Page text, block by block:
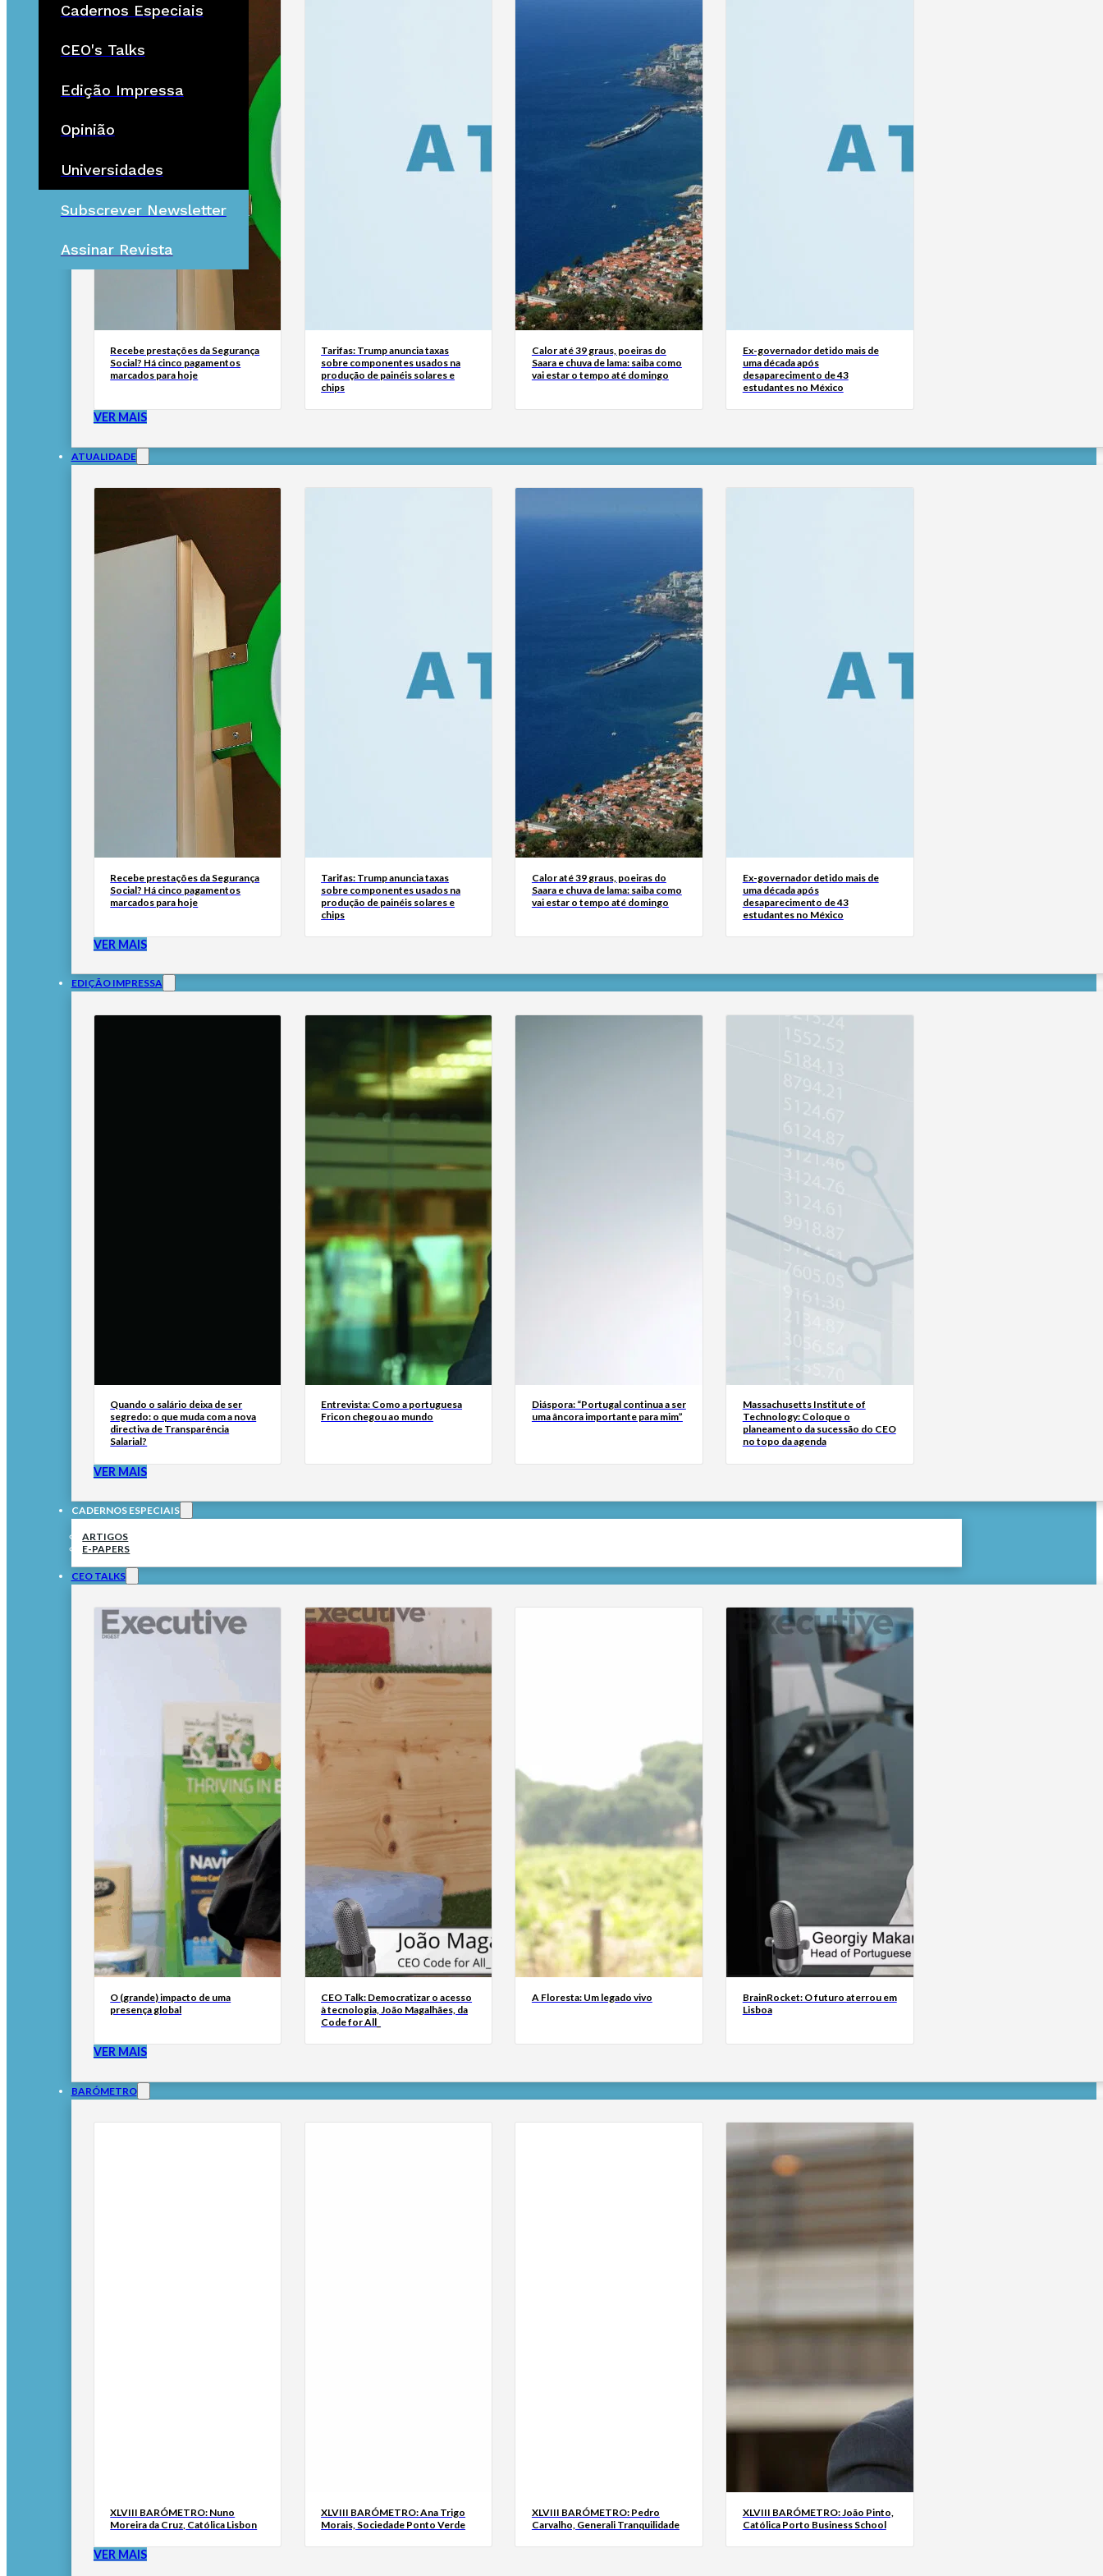
Cadernos Especiais
CEO's Talks
Edição Impressa
Opinião
Universidades
Subscrever Newsletter
Assinar Revista
Recebe prestações da Segurança
Social? Há cinco pagamentos
marcados para hoje
Tarifas: Trump anuncia taxas
sobre componentes usados na
produção de painéis solares e
chips
Calor até 39 graus, poeiras do
Saara e chuva de lama: saiba como
vai estar o tempo até domingo
Ex-governador detido mais de
uma década após
desaparecimento de 43
estudantes no México
VER MAIS
ATUALIDADE
Recebe prestações da Segurança
Social? Há cinco pagamentos
marcados para hoje
Tarifas: Trump anuncia taxas
sobre componentes usados na
produção de painéis solares e
chips
Calor até 39 graus, poeiras do
Saara e chuva de lama: saiba como
vai estar o tempo até domingo
Ex-governador detido mais de
uma década após
desaparecimento de 43
estudantes no México
VER MAIS
EDIÇÃO IMPRESSA
Quando o salário deixa de ser
segredo: o que muda com a nova
directiva de Transparência
Salarial?
Entrevista: Como a portuguesa
Fricon chegou ao mundo
Diáspora: “Portugal continua a ser
uma âncora importante para mim”
Massachusetts Institute of
Technology: Coloque o
planeamento da sucessão do CEO
no topo da agenda
VER MAIS
CADERNOS ESPECIAIS
ARTIGOS
E-PAPERS
CEO TALKS
O (grande) impacto de uma
presença global
CEO Talk: Democratizar o acesso
à tecnologia, João Magalhães, da
Code for All_
A Floresta: Um legado vivo
BrainRocket: O futuro aterrou em
Lisboa
VER MAIS
BARÓMETRO
XLVIII BARÓMETRO: Nuno
Moreira da Cruz, Católica Lisbon
XLVIII BARÓMETRO: Ana Trigo
Morais, Sociedade Ponto Verde
XLVIII BARÓMETRO: Pedro
Carvalho, Generali Tranquilidade
XLVIII BARÓMETRO: João Pinto,
Católica Porto Business School
VER MAIS